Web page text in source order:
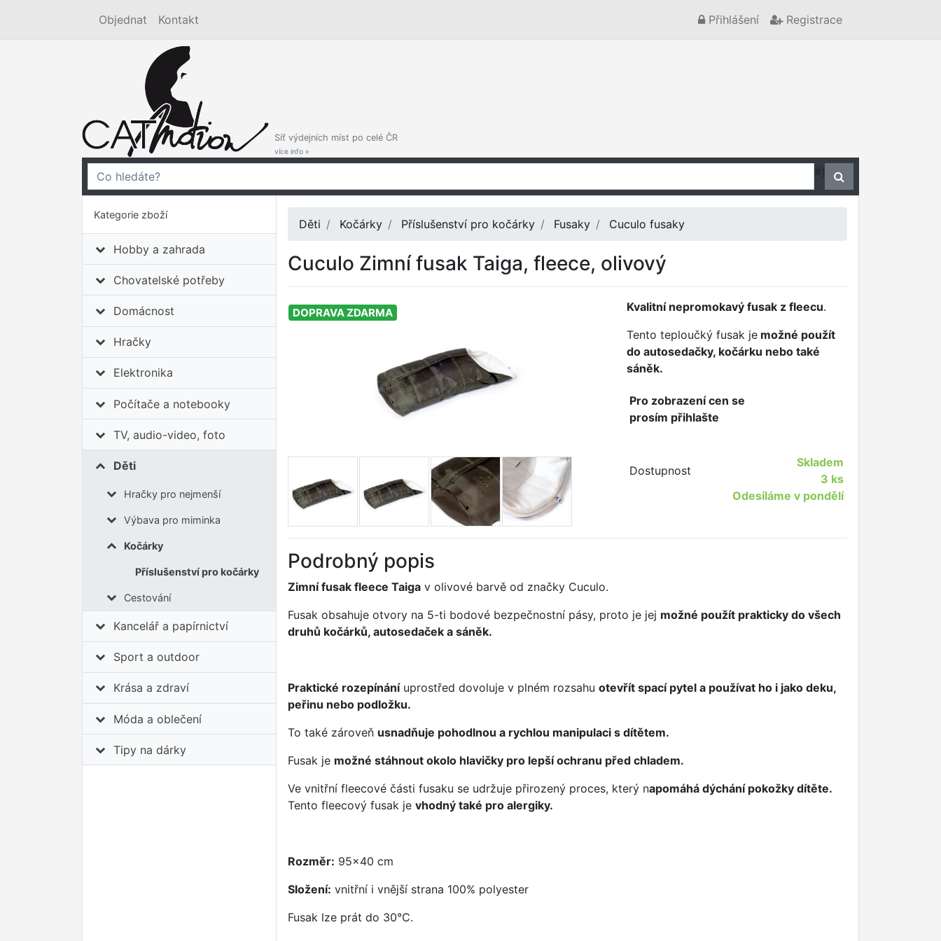
Objednat Kontakt Přihlášení Registrace
Síť výdejních míst po celé ČR
více info »
#}
Kategorie zboží
Hobby a zahrada
Chovatelské potřeby
Domácnost
Hračky
Elektronika
Počítače a notebooky
TV, audio-video, foto
Děti
Hračky pro nejmenší
Výbava pro miminka
Kočárky
Příslušenství pro kočárky
Cestování
Kancelář a papírnictví
Sport a outdoor
Krása a zdraví
Móda a oblečení
Tipy na dárky
Děti Kočárky Příslušenství pro kočárky Fusaky Cuculo fusaky
Cuculo Zimní fusak Taiga, fleece, olivový
DOPRAVA ZDARMA Kvalitní nepromokavý fusak z fleecu.
Tento teploučký fusak jemožné použít
do autosedačky, kočárku nebo také
sáněk.
Pro zobrazení cen se
prosím přihlašte
Dostupnost
Skladem
3 ks
Odesíláme v pondělí
Podrobný popis
Zimní fusak fleece Taiga v olivové barvě od značky Cuculo.
Fusak obsahuje otvory na 5-ti bodové bezpečnostní pásy, proto je jej možné použít prakticky do všech
druhů kočárků, autosedaček a sáněk.
Praktické rozepínáníuprostřed dovoluje v plném rozsahu otevřít spací pytel a používat ho i jako deku,
peřinu nebo podložku.
To také zároveň usnadňuje pohodlnou a rychlou manipulaci s dítětem.
Fusak je možné stáhnout okolo hlavičky pro lepší ochranu před chladem.
Ve vnitřní fleecové části fusaku se udržuje přirozený proces, který napomáhá dýchání pokožky dítěte.
Tento fleecový fusak je vhodný také pro alergiky.
Rozměr: 95x40 cm
Složení: vnitřní i vnější strana 100% polyester
Fusak lze prát do 30°C.